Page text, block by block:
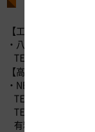
【工事に関するお問
・八王子支社 八王
TEL：042-691-
【高速道路に関する
・NEXCO中日本お
TEL：0120-922-
TEL：052-223-
有料）